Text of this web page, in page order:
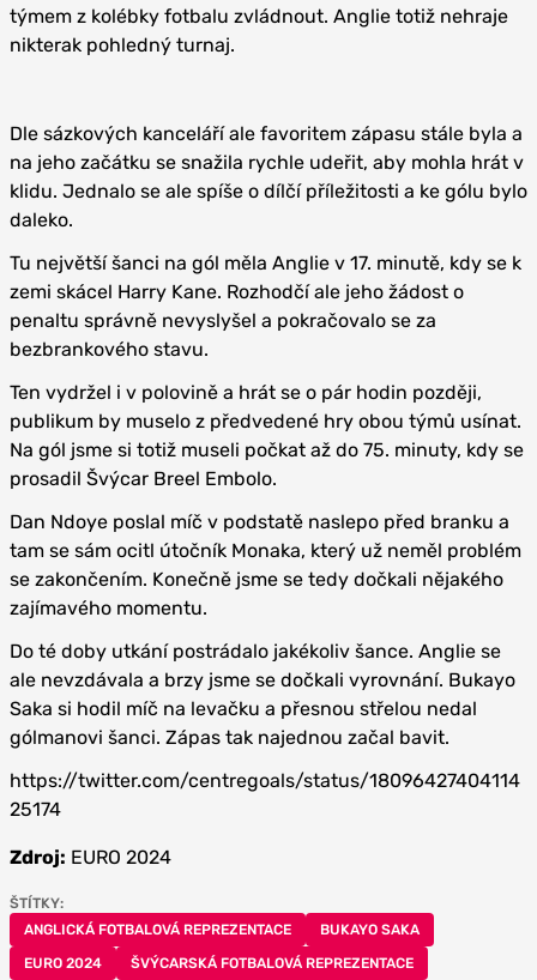
týmem z kolébky fotbalu zvládnout. Anglie totiž nehraje
nikterak pohledný turnaj.
Dle sázkových kanceláří ale favoritem zápasu stále byla a
na jeho začátku se snažila rychle udeřit, aby mohla hrát v
klidu. Jednalo se ale spíše o dílčí příležitosti a ke gólu bylo
daleko.
Tu největší šanci na gól měla Anglie v 17. minutě, kdy se k
zemi skácel Harry Kane. Rozhodčí ale jeho žádost o
penaltu správně nevyslyšel a pokračovalo se za
bezbrankového stavu.
Ten vydržel i v polovině a hrát se o pár hodin později,
publikum by muselo z předvedené hry obou týmů usínat.
Na gól jsme si totiž museli počkat až do 75. minuty, kdy se
prosadil Švýcar Breel Embolo.
Dan Ndoye poslal míč v podstatě naslepo před branku a
tam se sám ocitl útočník Monaka, který už neměl problém
se zakončením. Konečně jsme se tedy dočkali nějakého
zajímavého momentu.
Do té doby utkání postrádalo jakékoliv šance. Anglie se
ale nevzdávala a brzy jsme se dočkali vyrovnání. Bukayo
Saka si hodil míč na levačku a přesnou střelou nedal
gólmanovi šanci. Zápas tak najednou začal bavit.
https://twitter.com/centregoals/status/18096427404114
25174
Zdroj: EURO 2024
ŠTÍTKY:
ANGLICKÁ FOTBALOVÁ REPREZENTACE
BUKAYO SAKA
EURO 2024
ŠVÝCARSKÁ FOTBALOVÁ REPREZENTACE